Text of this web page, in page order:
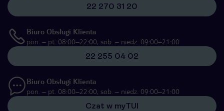
22 270 31 20
Biuro Obsługi Klienta
pon. – pt. 08:00–22:00, sob. – niedz. 09:00–21:00
22 255 04 02
Biuro Obsługi Klienta
pon. – pt. 08:00–22:00, sob. – niedz. 09:00–21:00
Czat w myTUI